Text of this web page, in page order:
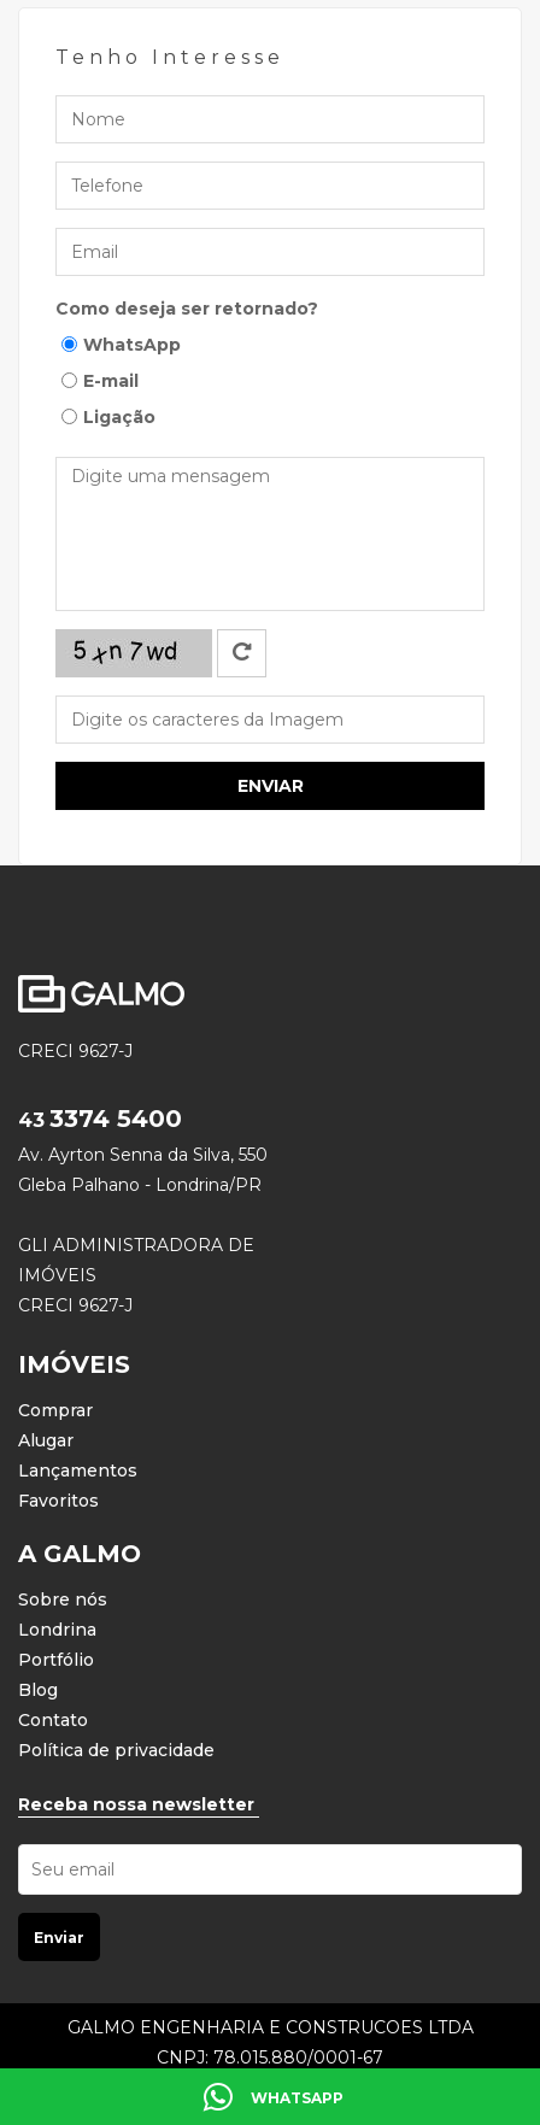
Tenho Interesse
Nome
Telefone
Email
Como deseja ser retornado?
WhatsApp
E-mail
Ligação
Mensagem
ENVIAR
CRECI 9627-J
43 3374 5400
Av. Ayrton Senna da Silva, 550
Gleba Palhano - Londrina/PR
GLI ADMINISTRADORA DE
IMÓVEIS
CRECI 9627-J
IMÓVEIS
Comprar
Alugar
Lançamentos
Favoritos
A GALMO
Sobre nós
Londrina
Portfólio
Blog
Contato
Política de privacidade
Receba nossa newsletter
GALMO ENGENHARIA E CONSTRUCOES LTDA
CNPJ: 78.015.880/0001-67
Galmo © 2021. Todos os direitos reservados.
WHATSAPP